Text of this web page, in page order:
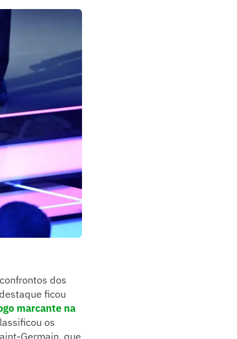
dos
ficou
marcante na
os